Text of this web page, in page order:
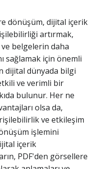
dönüşüm, dijital içerik
artırmak,
belgelerin daha
sağlamak için önemli
dijital dünyada bilgi
ve verimli bir
bulunur. Her ne
olsa da,
ve etkileşim
işlemini
içerik
PDF'den görsellere